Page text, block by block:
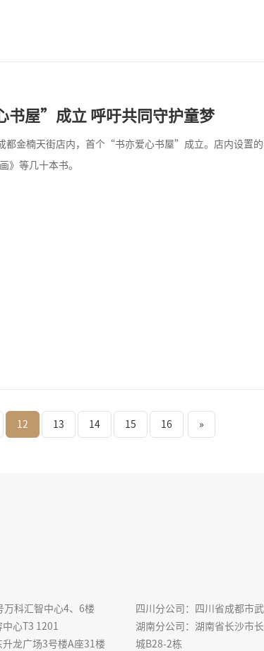
书屋”成立 呼吁共同守护童梦
都金楠天街店内，首个“书亦爱心书屋”成立。店内设置的
》等几十本书。
12 13 14 15 16 »
万科汇智中心4、6楼
四川分公司：四川省成都市
心T3 1201
湖南分公司：湖南省长沙市
城B28-2栋
龙广场3号楼A座31楼